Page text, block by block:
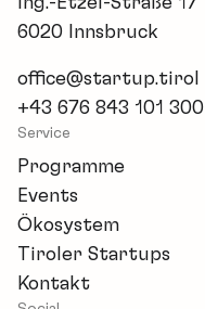
6020 Innsbruck
office@startup.tirol
+43 676 843 101 300
Service
Programme
Events
Ökosystem
Tiroler Startups
Kontakt